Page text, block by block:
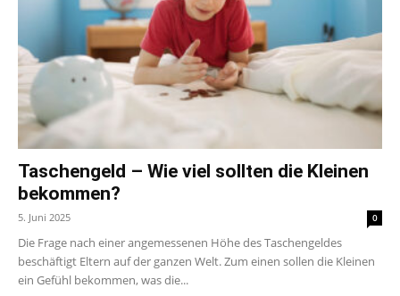
Taschengeld – Wie viel sollten die Kleinen
bekommen?
5. Juni 2025 0
Die Frage nach einer angemessenen Höhe des Taschengeldes
beschäftigt Eltern auf der ganzen Welt. Zum einen sollen die Kleinen
ein Gefühl bekommen, was die...